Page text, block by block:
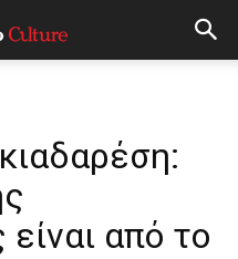
από το